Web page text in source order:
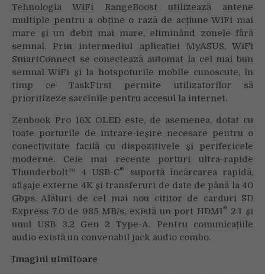
Tehnologia WiFi RangeBoost utilizează antene
multiple pentru a obține o rază de acțiune WiFi mai
mare și un debit mai mare, eliminând zonele fără
semnal. Prin intermediul aplicației MyASUS, WiFi
SmartConnect se conectează automat la cel mai bun
semnal WiFi și la hotspoturile mobile cunoscute, în
timp ce TaskFirst permite utilizatorilor să
prioritizeze sarcinile pentru accesul la internet.
Zenbook Pro 16X OLED este, de asemenea, dotat cu
toate porturile de intrare-ieșire necesare pentru o
conectivitate facilă cu dispozitivele și perifericele
moderne. Cele mai recente porturi ultra-rapide
Thunderbolt™ 4 USB-C®
suportă încărcarea rapidă,
afișaje externe 4K și transferuri de date de până la 40
Gbps. Alături de cel mai nou cititor de carduri SD
Express 7.0 de 985 MB/s, există un port HDMI® 2.1 și
unul USB 3.2 Gen 2 Type-A. Pentru comunicațiile
audio există un convenabil jack audio combo.
Imagini uimitoare